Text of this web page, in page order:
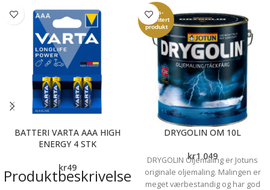
BATTERI VARTA AAA HIGH
ENERGY 4 STK
kr49
Produktbeskrivelse
Pris-
garantert
produkt
DRYGOLIN OM 10L
kr1 049
DRYGOLIN Oljemaling er Jotuns
originale oljemaling. Malingen er
meget værbestandig og har god